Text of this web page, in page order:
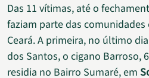
Das 11 vítimas, até o
faziam parte das
Ceará. A primeira, no último
dos Santos, o cigano Barroso,
residia no Bairro Sumaré, em